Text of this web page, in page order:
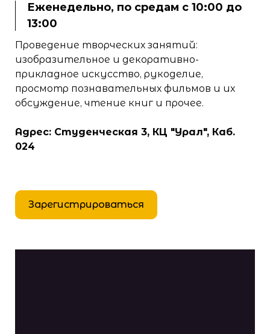
Еженедельно, по средам с 10:00 до
13:00
Проведение творческих занятий:
изобразительное и декоративно-
прикладное искусство, рукоделие,
просмотр познавательных фильмов и их
обсуждение, чтение книг и прочее.
Адрес: Студенческая 3, КЦ "Урал", Каб.
024
Зарегистрироваться